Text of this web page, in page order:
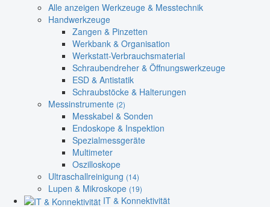
Alle anzeigen Werkzeuge & Messtechnik
Handwerkzeuge
Zangen & Pinzetten
Werkbank & Organisation
Werkstatt-Verbrauchsmaterial
Schraubendreher & Öffnungswerkzeuge
ESD & Antistatik
Schraubstöcke & Halterungen
Messinstrumente (2)
Messkabel & Sonden
Endoskope & Inspektion
Spezialmessgeräte
Multimeter
Oszilloskope
Ultraschallreinigung (14)
Lupen & Mikroskope (19)
IT & Konnektivität